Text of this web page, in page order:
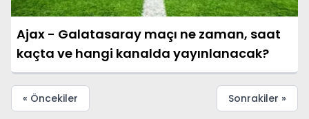
Ajax - Galatasaray maçı ne zaman, saat
kaçta ve hangi kanalda yayınlanacak?
« Öncekiler Sonrakiler »